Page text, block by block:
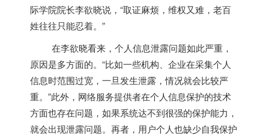
际学院院长李欲晓说，“取证麻烦，维权又难，老百
姓往往只能忍着。”
在李欲晓看来，个人信息泄露问题如此严重，
原因是多方面的。“比如一些机构、企业在采集个人
信息时范围过宽，一旦发生泄露，情况就会比较严
重。”此外，网络服务提供者在个人信息保护的技术
方面也存在问题，如果系统达不到很强的保护能力，
就会出现泄露问题。再者，用户个人也缺少自我保护